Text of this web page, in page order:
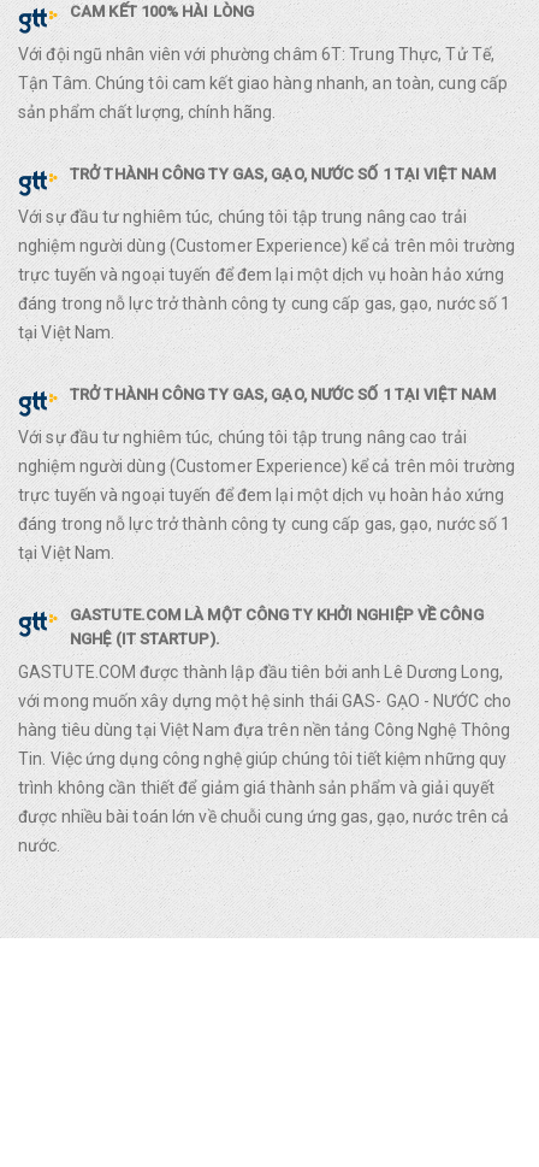
CAM KẾT 100% HÀI LÒNG
Với đội ngũ nhân viên với phường châm 6T: Trung Thực, Tử Tế,
Tận Tâm. Chúng tôi cam kết giao hàng nhanh, an toàn, cung cấp
sản phẩm chất lượng, chính hãng.
TRỞ THÀNH CÔNG TY GAS, GẠO, NƯỚC SỐ 1 TẠI VIỆT NAM
Với sự đầu tư nghiêm túc, chúng tôi tập trung nâng cao trải
nghiệm người dùng (Customer Experience) kể cả trên môi trường
trực tuyến và ngoại tuyến để đem lại một dịch vụ hoàn hảo xứng
đáng trong nỗ lực trở thành công ty cung cấp gas, gạo, nước số 1
tại Việt Nam.
TRỞ THÀNH CÔNG TY GAS, GẠO, NƯỚC SỐ 1 TẠI VIỆT NAM
Với sự đầu tư nghiêm túc, chúng tôi tập trung nâng cao trải
nghiệm người dùng (Customer Experience) kể cả trên môi trường
trực tuyến và ngoại tuyến để đem lại một dịch vụ hoàn hảo xứng
đáng trong nỗ lực trở thành công ty cung cấp gas, gạo, nước số 1
tại Việt Nam.
GASTUTE.COM LÀ MỘT CÔNG TY KHỞI NGHIỆP VỀ CÔNG
NGHỆ (IT STARTUP).
GASTUTE.COM được thành lập đầu tiên bởi anh Lê Dương Long,
với mong muốn xây dựng một hệ sinh thái GAS- GẠO - NƯỚC cho
hàng tiêu dùng tại Việt Nam đựa trên nền tảng Công Nghệ Thông
Tin. Việc ứng dụng công nghệ giúp chúng tôi tiết kiệm những quy
trình không cần thiết để giảm giá thành sản phẩm và giải quyết
được nhiều bài toán lớn về chuỗi cung ứng gas, gạo, nước trên cả
nước.